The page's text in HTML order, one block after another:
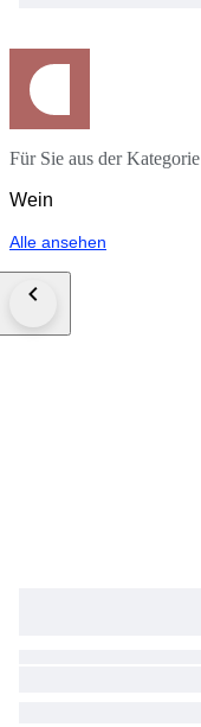
Für Sie aus der Kategorie
Wein
Alle ansehen